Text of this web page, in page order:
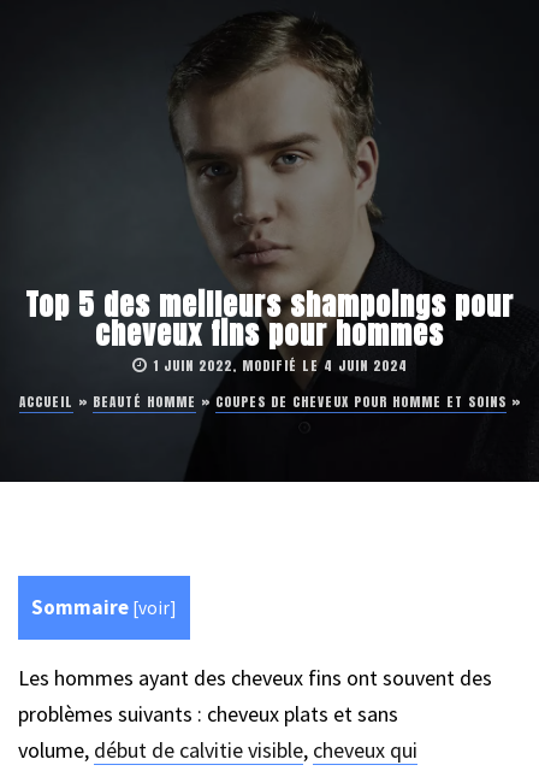
Top 5 des meilleurs shampoings pour
cheveux fins pour hommes
1 JUIN 2022, MODIFIÉ LE 4 JUIN 2024
ACCUEIL » BEAUTÉ HOMME » COUPES DE CHEVEUX POUR HOMME ET SOINS »
Sommaire [voir]
Les hommes ayant des cheveux fins ont souvent des
problèmes suivants : cheveux plats et sans
volume, début de calvitie visible, cheveux qui